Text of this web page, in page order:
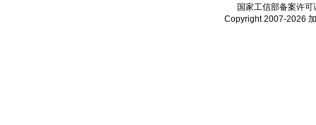
国家工信部备案许可
Copyright 2007-2026